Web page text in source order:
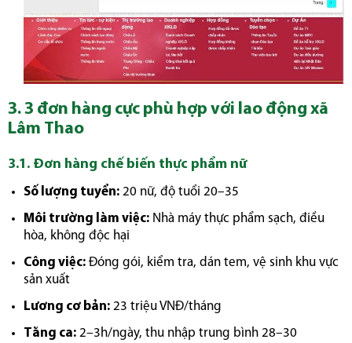
3. 3 đơn hàng cực phù hợp với lao động xã
Lâm Thao
3.1. Đơn hàng chế biến thực phẩm nữ
Số lượng tuyển: 20 nữ, độ tuổi 20–35
Môi trường làm việc: Nhà máy thực phẩm sạch, điều
hòa, không độc hại
Công việc: Đóng gói, kiểm tra, dán tem, vệ sinh khu vực
sản xuất
Lương cơ bản: 23 triệu VNĐ/tháng
Tăng ca: 2–3h/ngày, thu nhập trung bình 28–30